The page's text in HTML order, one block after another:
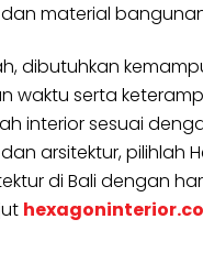
material
dibutuhkan
waktu serta
interior sesuai
arsitektur, pilihlah
di Bali dengan